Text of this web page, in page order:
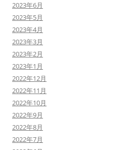
2023年6月
2023年5月
2023年4月
2023年3月
2023年2月
2023年1月
2022年12月
2022年11月
2022年10月
2022年9月
2022年8月
2022年7月